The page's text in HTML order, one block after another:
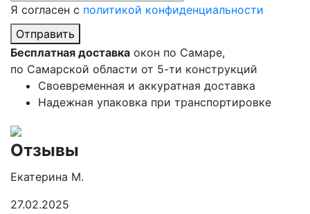
Я согласен с политикой конфиденциальности
Отправить
Бесплатная доставка окон по Самаре,
по Самарской области от 5-ти конструкций
Своевременная и аккуратная доставка
Надежная упаковка при транспортировке
Отзывы
Екатерина М.
27.02.2025